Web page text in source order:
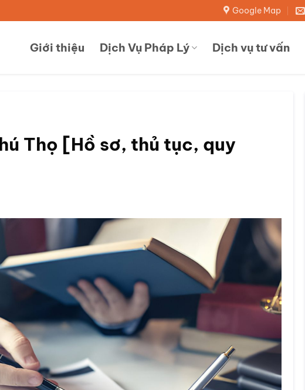
Google Map
Giới thiệu Dịch Vụ Pháp Lý Dịch vụ tư vấn
Thọ [Hồ sơ, thủ tục, quy